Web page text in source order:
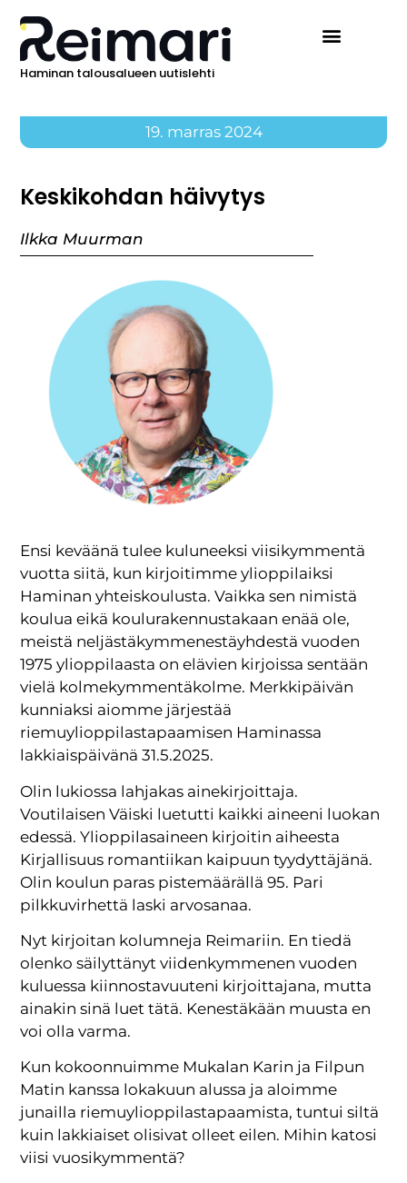
Haminan talousalueen uutislehti
19. marras 2024
Keskikohdan häivytys
Ilkka Muurman
Ensi keväänä tulee kuluneeksi viisikymmentä
vuotta siitä, kun kirjoitimme ylioppilaiksi
Haminan yhteiskoulusta. Vaikka sen nimistä
koulua eikä koulurakennustakaan enää ole,
meistä neljästäkymmenestäyhdestä vuoden
1975 ylioppilaasta on elävien kirjoissa sentään
vielä kolmekymmentäkolme. Merkkipäivän
kunniaksi aiomme järjestää
riemuylioppilastapaamisen Haminassa
lakkiaispäivänä 31.5.2025.
Olin lukiossa lahjakas ainekirjoittaja.
Voutilaisen Väiski luetutti kaikki aineeni luokan
edessä. Ylioppilasaineen kirjoitin aiheesta
Kirjallisuus romantiikan kaipuun tyydyttäjänä.
Olin koulun paras pistemäärällä 95. Pari
pilkkuvirhettä laski arvosanaa.
Nyt kirjoitan kolumneja Reimariin. En tiedä
olenko säilyttänyt viidenkymmenen vuoden
kuluessa kiinnostavuuteni kirjoittajana, mutta
ainakin sinä luet tätä. Kenestäkään muusta en
voi olla varma.
Kun kokoonnuimme Mukalan Karin ja Filpun
Matin kanssa lokakuun alussa ja aloimme
junailla riemuylioppilastapaamista, tuntui siltä
kuin lakkiaiset olisivat olleet eilen. Mihin katosi
viisi vuosikymmentä?